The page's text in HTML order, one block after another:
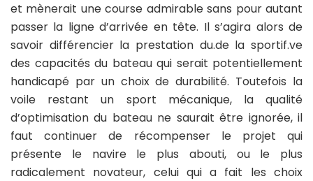
et mènerait une course admirable sans pour autant
passer la ligne d’arrivée en tête. Il s’agira alors de
savoir différencier la prestation du.de la sportif.ve
des capacités du bateau qui serait potentiellement
handicapé par un choix de durabilité. Toutefois la
voile restant un sport mécanique, la qualité
d’optimisation du bateau ne saurait être ignorée, il
faut continuer de récompenser le projet qui
présente le navire le plus abouti, ou le plus
radicalement novateur, celui qui a fait les choix